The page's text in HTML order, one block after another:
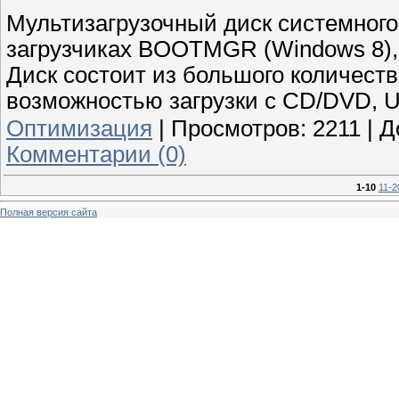
Мультизагрузочный диск
загрузчиках BOOTMGR (Windows
Диск состоит из большого
возмoжностью загрузки c CD/DVD,
Оптимизация
Просмотров: 2211
Комментарии (0)
1-10 11-
Полная версия сайта